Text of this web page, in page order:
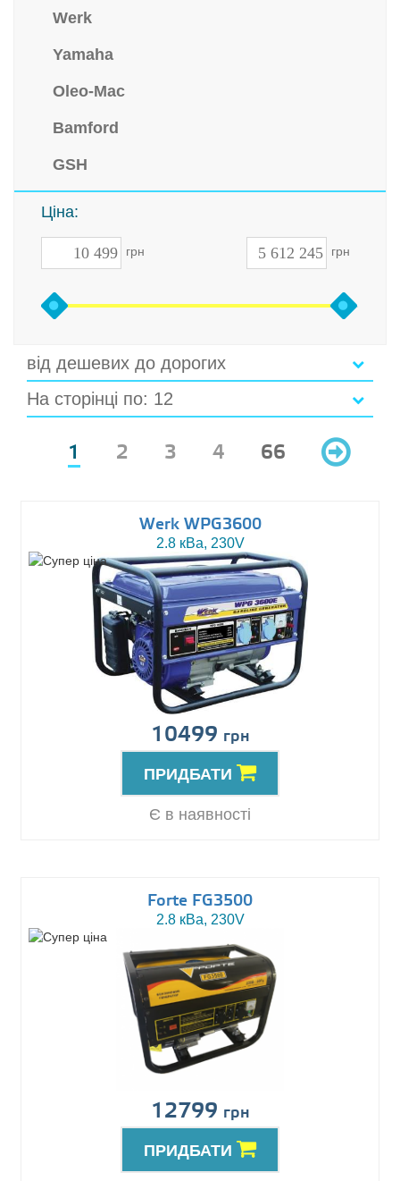
Werk
Yamaha
Oleo-Mac
Bamford
GSH
Ціна:
грн грн
від дешевих до дорогих
На сторінці по: 12
1 2 3 4 66
Werk WPG3600
2.8 кВа, 230V
10499 грн
ПРИДБАТИ
Є в наявності
Forte FG3500
2.8 кВа, 230V
12799 грн
ПРИДБАТИ